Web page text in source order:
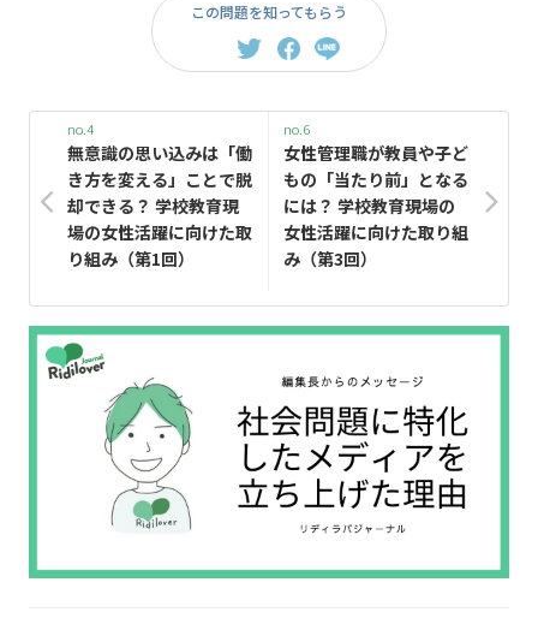
この問題を知ってもらう
no.4
無意識の思い込みは「働
き方を変える」ことで脱
却できる？ 学校教育現
場の女性活躍に向けた取
り組み（第1回）
no.6
女性管理職が教員や子ど
もの「当たり前」となる
には？ 学校教育現場の
女性活躍に向けた取り組
み（第3回）